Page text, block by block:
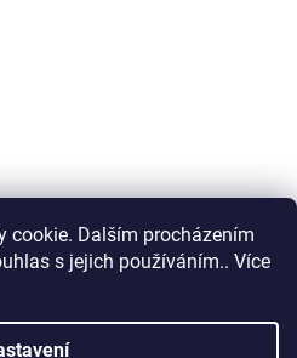
cookie. Dalším procházením
s jejich používáním.. Více